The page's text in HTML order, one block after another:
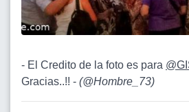
- El Credito de la foto es para
Gracias..!! - (@Hombre_73)